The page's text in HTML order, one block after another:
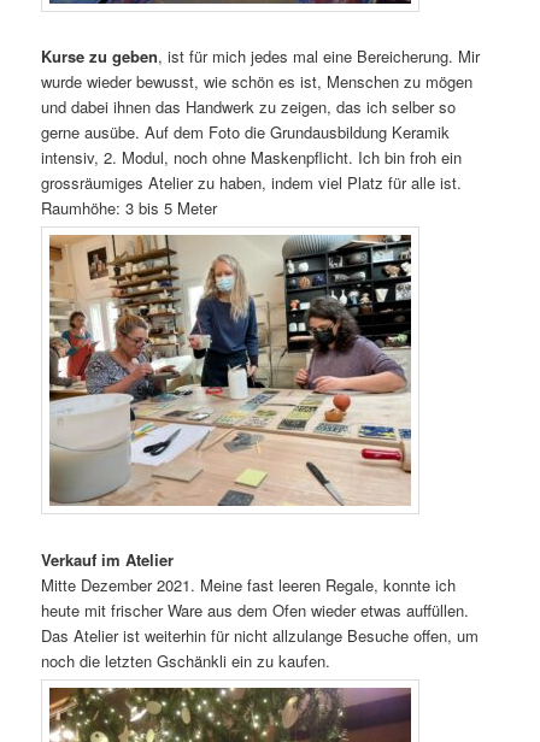
Kurse zu geben, ist für mich jedes mal eine Bereicherung. Mir
wurde wieder bewusst, wie schön es ist, Menschen zu mögen
und dabei ihnen das Handwerk zu zeigen, das ich selber so
gerne ausübe. Auf dem Foto die Grundausbildung Keramik
intensiv, 2. Modul, noch ohne Maskenpflicht. Ich bin froh ein
grossräumiges Atelier zu haben, indem viel Platz für alle ist.
Raumhöhe: 3 bis 5 Meter
Verkauf im Atelier
Mitte Dezember 2021. Meine fast leeren Regale, konnte ich
heute mit frischer Ware aus dem Ofen wieder etwas auffüllen.
Das Atelier ist weiterhin für nicht allzulange Besuche offen, um
noch die letzten Gschänkli ein zu kaufen.